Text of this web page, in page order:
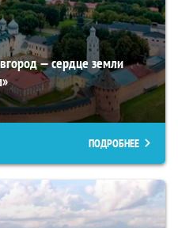
— сердце земли
ПОДРОБНЕЕ